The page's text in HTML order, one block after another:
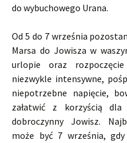
do wybuchowego Urana.
Od 5 do 7 września
Marsa do Jowisza w
urlopie oraz
niezwykle intensywne,
niepotrzebne napięcie,
załatwić z korzyścią
dobroczynny Jowisz.
może być 7 września,